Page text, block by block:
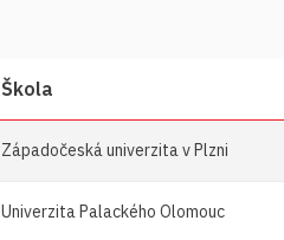
Škola
Západočeská univerzita v Plzni
Univerzita Palackého Olomouc